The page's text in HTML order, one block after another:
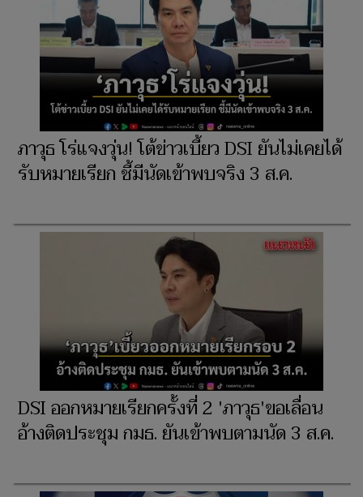
ภาวุธ โร่แจงวุ่น! โต้ข่าวเบี้ยว DSI ยันไม่เคยได้
รับหมายเรียก ชี้มีนัดเข้าพบจริง 3 ส.ค.
DSI ออกหมายเรียกครั้งที่ 2 'ภาวุธ'ขอเลื่อน
อ้างติดประชุม กมธ. ยันเข้าพบตามนัด 3 ส.ค.